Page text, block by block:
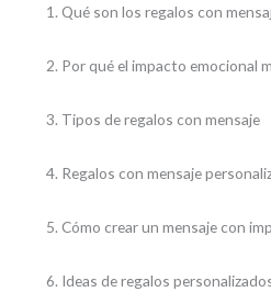
Qué son los regalos con
Por qué el impacto emocional
Tipos de regalos con mensaje
Regalos con mensaje
Cómo crear un mensaje con
Ideas de regalos